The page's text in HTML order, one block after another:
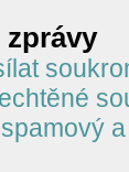
zprávy